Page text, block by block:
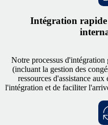
Intégration rapide
Notre processus
(incluant la gestion des
ressources d'assistance
l'intégration et de faciliter